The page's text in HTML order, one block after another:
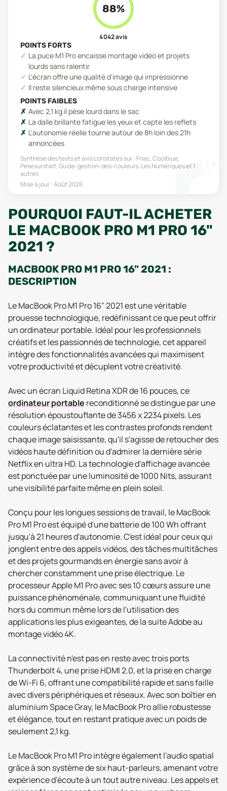
88%
4 042avis
POINTS FORTS
La puce M1 Pro encaisse montage vidéo et projets
lourds sans ralentir
L'écran offre une qualité d'image qui impressionne
Il reste silencieux même sous charge intensive
POINTS FAIBLES
Avec 2,1 kg il pèse lourd dans le sac
La dalle brillante fatigue les yeux et capte les reflets
L'autonomie réelle tourne autour de 8h loin des 21h
annoncées
Synthèse des tests et avis constatés sur : Fnac, Coolblue,
Pesesurstart, Guide-gestion-des-couleurs, Les Numériqueset 1
autres
Mise à jour :Août 2026
POURQUOI FAUT-IL ACHETER
LE MACBOOK PRO M1 PRO 16"
2021 ?
MACBOOK PRO M1 PRO 16" 2021 :
DESCRIPTION
Le MacBook Pro M1 Pro 16" 2021 est une véritable
prouesse technologique, redéfinissant ce que peut offrir
un ordinateur portable. Idéal pour les professionnels
créatifs et les passionnés de technologie, cet appareil
intègre des fonctionnalités avancées qui maximisent
votre productivité et décuplent votre créativité.
Avec un écran Liquid Retina XDR de 16 pouces, ce
ordinateur portable reconditionné se distingue par une
résolution époustouflante de 3456 x 2234 pixels. Les
couleurs éclatantes et les contrastes profonds rendent
chaque image saisissante, qu'il s'agisse de retoucher des
vidéos haute définition ou d'admirer la dernière série
Netflix en ultra HD. La technologie d'affichage avancée
est ponctuée par une luminosité de 1000 Nits, assurant
une visibilité parfaite même en plein soleil.
Conçu pour les longues sessions de travail, le MacBook
Pro M1 Pro est équipé d'une batterie de 100 Wh offrant
jusqu'à 21 heures d'autonomie. C'est idéal pour ceux qui
jonglent entre des appels vidéos, des tâches multitâches
et des projets gourmands en énergie sans avoir à
chercher constamment une prise électrique. Le
processeur Apple M1 Pro avec ses 10 cœurs assure une
puissance phénoménale, communiquant une fluidité
hors du commun même lors de l'utilisation des
applications les plus exigeantes, de la suite Adobe au
montage vidéo 4K.
La connectivité n'est pas en reste avec trois ports
Thunderbolt 4, une prise HDMI 2.0, et la prise en charge
de Wi-Fi 6, offrant une compatibilité rapide et sans faille
avec divers périphériques et réseaux. Avec son boîtier en
aluminium Space Gray, le MacBook Pro allie robustesse
et élégance, tout en restant pratique avec un poids de
seulement 2,1 kg.
Le MacBook Pro M1 Pro intègre également l'audio spatial
grâce à son système de six haut-parleurs, amenant votre
expérience d'écoute à un tout autre niveau. Les appels et